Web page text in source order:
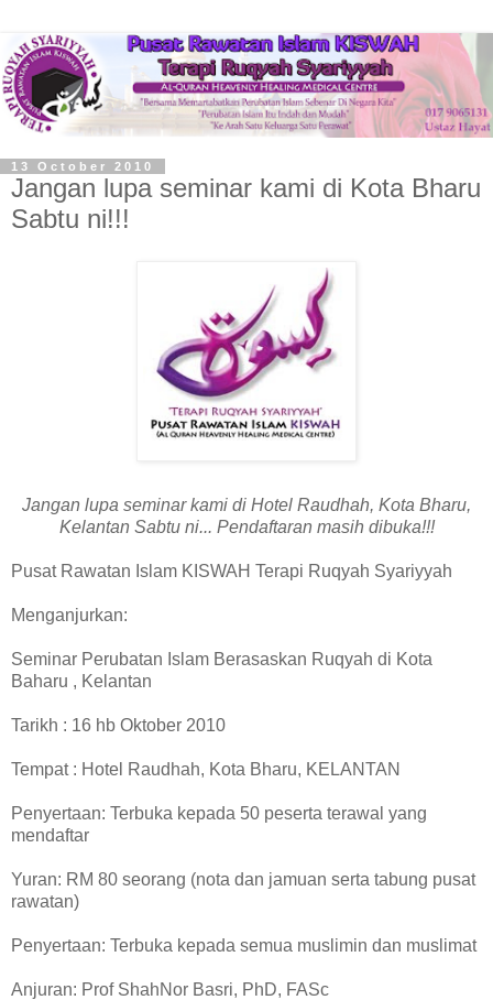
13 October 2010
Jangan lupa seminar kami di Kota Bharu
Sabtu ni!!!
Jangan lupa seminar kami di Hotel Raudhah, Kota Bharu,
Kelantan Sabtu ni... Pendaftaran masih dibuka!!!
Pusat Rawatan Islam KISWAH Terapi Ruqyah Syariyyah
Menganjurkan:
Seminar Perubatan Islam Berasaskan Ruqyah di Kota
Baharu , Kelantan
Tarikh : 16 hb Oktober 2010
Tempat : Hotel Raudhah, Kota Bharu, KELANTAN
Penyertaan: Terbuka kepada 50 peserta terawal yang
mendaftar
Yuran: RM 80 seorang (nota dan jamuan serta tabung pusat
rawatan)
Penyertaan: Terbuka kepada semua muslimin dan muslimat
Anjuran: Prof ShahNor Basri, PhD, FASc